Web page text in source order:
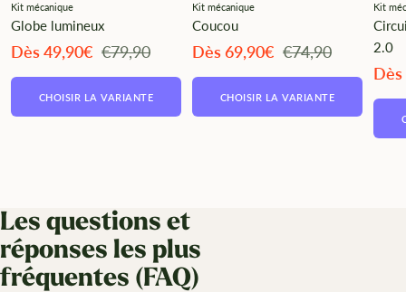
Kit mécanique
Globe lumineux
Angebotspreis
Dès 49,90€ Regulärer
€79,90
CHOISIR LA VARIANTE
Kit mécanique
Coucou
Angebotspreis
Dès 69,90€ Regulärer
€74,90
CHOISIR LA VARIANTE
Kit
2.0
Les questions et
réponses les plus
fréquentes (FAQ)